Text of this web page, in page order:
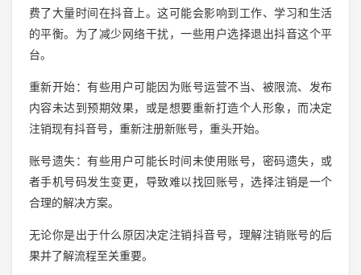
费了大量时间在抖音上。这可能会影响到工作、学习和生活
的平衡。为了减少网络干扰，一些用户选择退出抖音这个平
台。
重新开始：有些用户可能因为账号运营不当、被限流、发布
内容未达到预期效果，或是想要重新打造个人形象，而决定
注销现有抖音号，重新注册新账号，重头开始。
账号遗失：有些用户可能长时间未使用账号，密码遗失，或
者手机号码发生变更，导致难以找回账号，选择注销是一个
合理的解决方案。
无论你是出于什么原因决定注销抖音号，理解注销账号的后
果并了解流程至关重要。